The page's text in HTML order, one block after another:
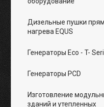
Дизельные пушки
нагрева EQUS
Генераторы Eco - T-
Генераторы PCD
Изготовление
зданий и утепленных